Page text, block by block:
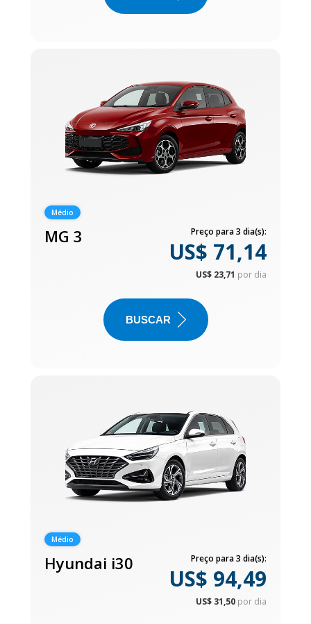
Médio
MG 3 Preço para 3 dia(s):
US$ 71,14
US$ 23,71 por dia
BUSCAR
Médio
Hyundai i30 Preço para 3 dia(s):
US$ 94,49
US$ 31,50 por dia